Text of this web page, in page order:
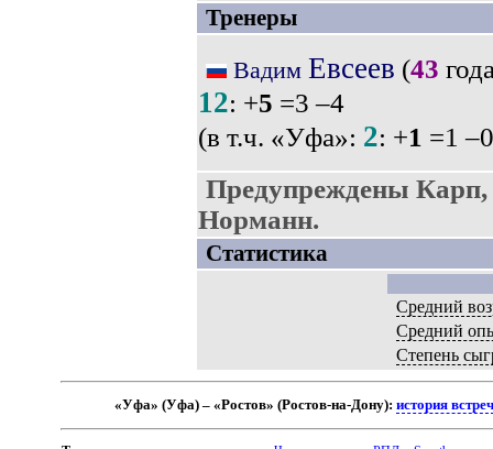
Тренеры
Вадим Евсеев (43
12: +5 =3 –4
(в т.ч. «Уфа»: 2: +1 =1
Предупреждены
Норманн.
Статистика
Средний
Средний
Степень
«Уфа» (Уфа) – «Ростов» (Ростов-на-Дону):история